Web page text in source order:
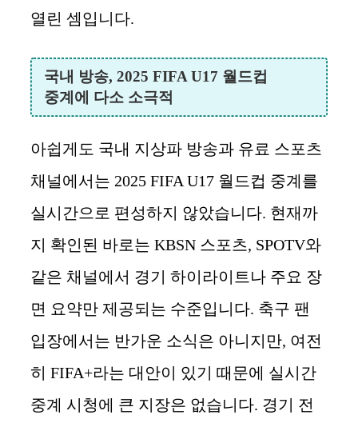
열린 셈입니다.
국내 방송, 2025 FIFA U17 월드컵
중계에 다소 소극적
아쉽게도 국내 지상파 방송과 유료 스포츠
채널에서는 2025 FIFA U17 월드컵 중계를
실시간으로 편성하지 않았습니다. 현재까
지 확인된 바로는 KBSN 스포츠, SPOTV와
같은 채널에서 경기 하이라이트나 주요 장
면 요약만 제공되는 수준입니다. 축구 팬
입장에서는 반가운 소식은 아니지만, 여전
히 FIFA+라는 대안이 있기 때문에 실시간
중계 시청에 큰 지장은 없습니다. 경기 전